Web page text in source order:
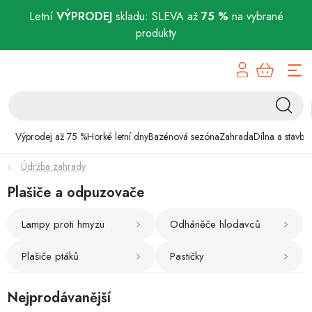
Letní VÝPRODEJskladu: SLEVA až 75 % na vybrané
produkty
Výprodej až 75 %Horké letní dnyBazénová sezónaZahradaDílna a stavba
Bazénová sezóna
Zahrada
Dílna a stavba
Údržba zahrady
Plašiče a odpuzovače
Lampy proti hmyzu Odháněče hlodavců
Plašiče ptáků Pastičky
Nejprodávanější